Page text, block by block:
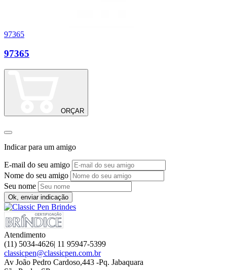
97365
97365
ORÇAR
Indicar para um amigo
E-mail do seu amigo
Nome do seu amigo
Seu nome
Ok, enviar indicação
Atendimento
(11) 5034-4626| 11 95947-5399
classicpen@classicpen.com.br
Av João Pedro Cardoso,443 -Pq. Jabaquara